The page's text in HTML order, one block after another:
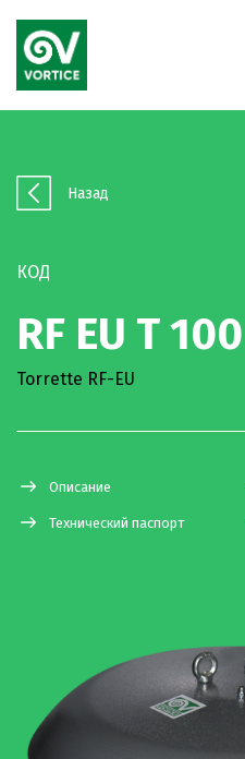
Назад
КОД
RF EU T
Torrette RF-EU
Описание
Технический паспорт